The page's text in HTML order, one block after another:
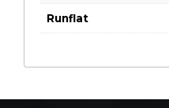
Runflat